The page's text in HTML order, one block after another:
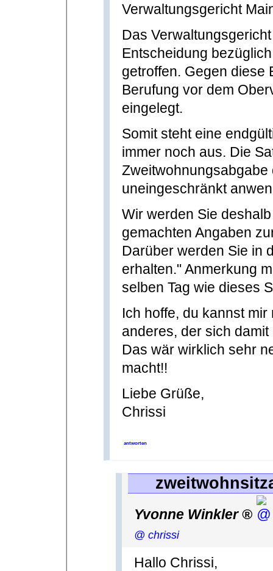
Verwaltungsgericht
Das
Entscheidung
getroffen. Gegen diese
Berufung vor dem
eingelegt.
Somit steht eine
immer noch aus. Die
uneingeschränkt
Wir werden Sie
gemachten Angaben
Darüber werden Sie in
erhalten." Anmerkung
selben Tag wie dieses
Ich hoffe, du kannst
anderes, der sich
Das wär wirklich sehr
macht!!
Liebe Grüße,
Chrissi
antworten
Yvonne Winkler
@ chrissi
Hallo Chrissi,